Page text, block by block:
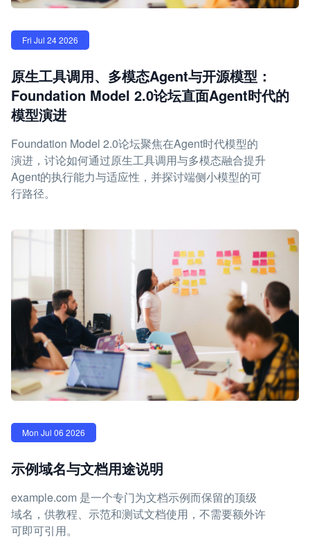
Fri Jul 24 2026
原生工具调用、多模态Agent与开源模型：
Foundation Model 2.0论坛直面Agent时代的
模型演进
Foundation Model 2.0论坛聚焦在Agent时代模型的
演进，讨论如何通过原生工具调用与多模态融合提升
Agent的执行能力与适应性，并探讨端侧小模型的可
行路径。
Mon Jul 06 2026
示例域名与文档用途说明
example.com 是一个专门为文档示例而保留的顶级
域名，供教程、示范和测试文档使用，不需要额外许
可即可引用。